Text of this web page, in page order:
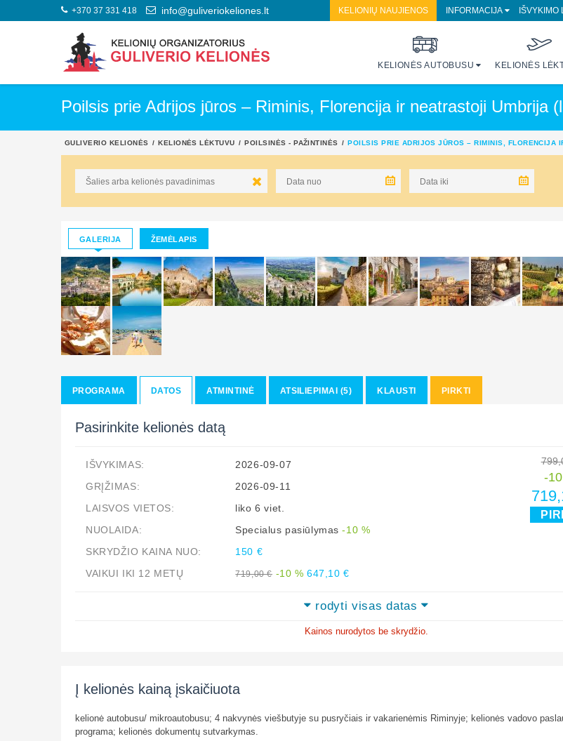
+370 37 331 418 info@guliveriokeliones.lt KELIONIŲ NAUJIENOS INFORMACIJA IŠVYKIMO
KELIONĖS AUTOBUSU KELIONĖS
Poilsis prie Adrijos jūros – Riminis, Florencija ir neatrastoji Umbrija
GULIVERIO KELIONĖS KELIONĖS LĖKTUVU POILSINĖS - PAŽINTINĖS POILSIS PRIE ADRIJOS JŪROS – RIMINIS, FLORENCIJA
GALERIJA ŽEMĖLAPIS
PROGRAMA DATOS ATMINTINĖ ATSILIEPIMAI (5) KLAUSTI PIRKTI
Pasirinkite kelionės datą
IŠVYKIMAS:
2026-09-07
GRĮŽIMAS:
2026-09-11
LAISVOS VIETOS:
liko 6 viet.
NUOLAIDA:
Specialus pasiūlymas-10 %
SKRYDŽIO KAINA NUO:
150 €
VAIKUI IKI 12 METŲ
719,00 € -10 % 647,10 €
-
rodyti visas datas
Kainos nurodytos be skrydžio.
Į kelionės kainą įskaičiuota
kelionė autobusu/ mikroautobusu; 4 nakvynės viešbutyje su pusryčiais ir vakarienėmis Riminyje; kelionės vadovo
programa; kelionės dokumentų sutvarkymas.